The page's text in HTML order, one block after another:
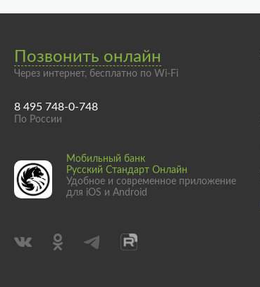
Позвонить онлайн
Через интернет, бесплатно по Wi-Fi
8 495 748-0-748
По России
Мобильный банк
Русский Стандарт Онлайн
Удобное и современное приложение
для iOS и Android